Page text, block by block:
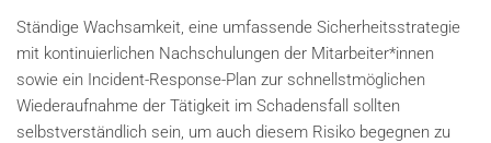
Ständige Wachsamkeit, eine umfassende Sicherheitsstrategie
mit kontinuierlichen Nachschulungen der Mitarbeiter*innen
sowie ein Incident-Response-Plan zur schnellstmöglichen
Wiederaufnahme der Tätigkeit im Schadensfall sollten
selbstverständlich sein, um auch diesem Risiko begegnen zu